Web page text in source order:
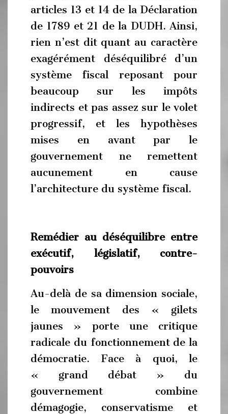
articles 13 et 14 de la Déclaration
de 1789 et 21 de la DUDH. Ainsi,
rien n’est dit quant au caractère
exagérément déséquilibré d’un
système fiscal reposant pour
beaucoup sur les impôts
indirects et pas assez sur le volet
progressif, et les hypothèses
mises en avant par le
gouvernement ne remettent
aucunement en cause
l’architecture du système fiscal.
Remédier au déséquilibre entre
exécutif, législatif, contre-
pouvoirs
Au-delà de sa dimension sociale,
le mouvement des « gilets
jaunes » porte une critique
radicale du fonctionnement de la
démocratie. Face à quoi, le
« grand débat » du
gouvernement combine
démagogie, conservatisme et